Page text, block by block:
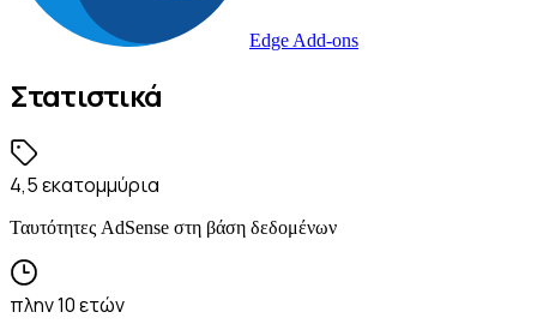
Edge Add-ons
Στατιστικά
4,5 εκατομμύρια
Ταυτότητες AdSense στη βάση δεδομένων
πλην 10 ετών